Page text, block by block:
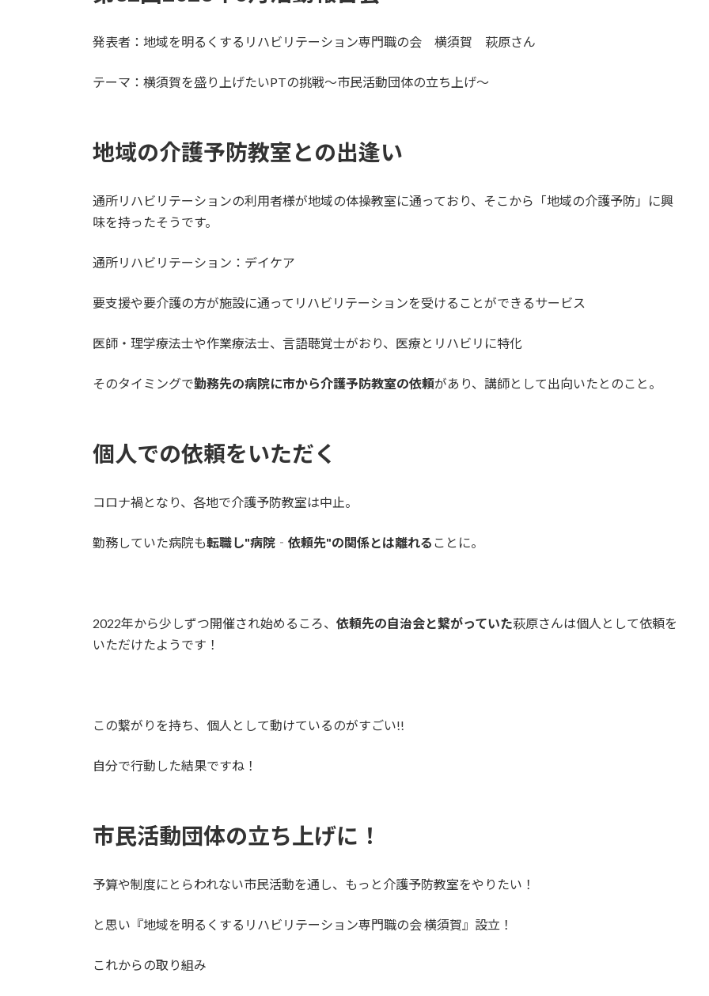
発表者：地域を明るくするリハビリテーション専門職の会 横須賀 萩原さん
テーマ： 横須賀を盛り上げたいPTの挑戦～市民活動団体の立ち上げ～
地域の介護予防教室との出逢い
通所リハビリテーションの利用者様が地域の体操教室に通っており、そこから
「地域の介護予防」に興
味を持ったそうです。
通所リハビリテーション：デイケア
要支援や要介護の方が施設に通ってリハビリテーションを受けることができるサービス
医師・理学療法士や作業療法士、言語聴覚士がおり、医療とリハビリに特化
そのタイミングで勤務先の病院に市から介護予防教室の依頼があり、講師として出向いたとのこと。
個人での依頼をいただく
コロナ禍となり、各地で介護予防教室は中止。
勤務していた病院も転職し"病院‐依頼先"の関係とは離れる ことに。
2022年から少しずつ開催され始めるころ、 依頼先の自治会と繋がっていた萩原さんは個人として依頼を
いただけたようです！
この繋がりを持ち、個人として動けているのがすごい!!
自分で行動した結果ですね！
市民活動団体の立ち上げに！
予算や制度にとらわれない市民活動を通し、 もっと介護予防教室をやりたい！
と思い 『地域を明るくするリハビリテーション専門職の会 横須賀』設立！
これからの取り組み